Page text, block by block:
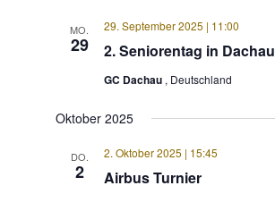
MO.
29 2. Seniorentag in Dachau
29. September 2025 | 11:00
GC Dachau , Deutschland
Oktober 2025
DO.
2 Airbus Turnier
2. Oktober 2025 | 15:45